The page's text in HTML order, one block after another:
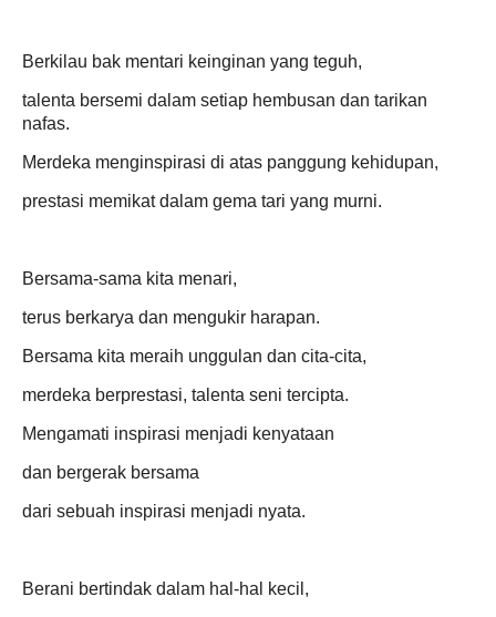
Berkilau bak mentari keinginan yang teguh,
talenta bersemi dalam setiap hembusan dan tarikan
nafas.
Merdeka menginspirasi di atas panggung kehidupan,
prestasi memikat dalam gema tari yang murni.
Bersama-sama kita menari,
terus berkarya dan mengukir harapan.
Bersama kita meraih unggulan dan cita-cita,
merdeka berprestasi, talenta seni tercipta.
Mengamati inspirasi menjadi kenyataan
dan bergerak bersama
dari sebuah inspirasi menjadi nyata.
Berani bertindak dalam hal-hal kecil,